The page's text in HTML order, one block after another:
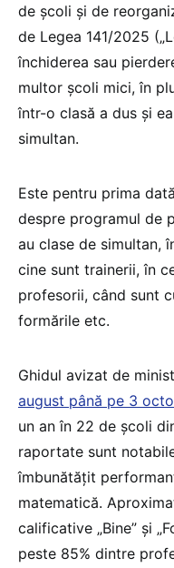
de școli și de
de Legea 141/2025
închiderea sau
multor școli mici, în
într-o clasă a dus și
simultan.
Este pentru prima
despre programul de
au clase de simultan,
cine sunt trainerii, în
profesorii, când sunt
formările etc.
Ghidul avizat de
august până pe 3
un an în 22 de școli
raportate sunt
îmbunătățit
matematică.
calificative „Bine” și
peste 85% dintre